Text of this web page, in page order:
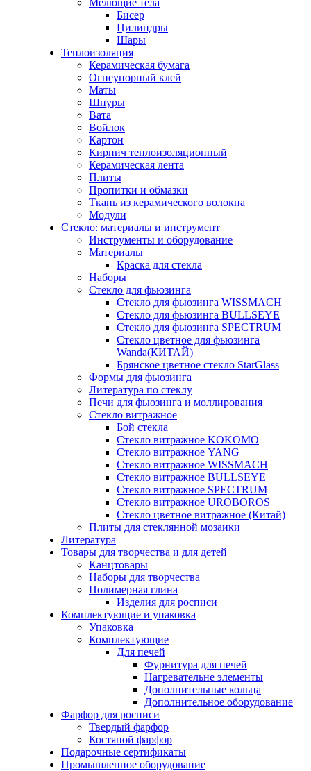
Мелющие тела
Бисер
Цилиндры
Шары
Теплоизоляция
Керамическая бумага
Огнеупорный клей
Маты
Шнуры
Вата
Войлок
Картон
Кирпич теплоизоляционный
Керамическая лента
Плиты
Пропитки и обмазки
Ткань из керамического волокна
Модули
Стекло: материалы и инструмент
Инструменты и оборудование
Материалы
Краска для стекла
Наборы
Стекло для фьюзинга
Стекло для фьюзинга WISSMACH
Стекло для фьюзинга BULLSEYE
Стекло для фьюзинга SPECTRUM
Стекло цветное для фьюзинга
Wanda(КИТАЙ)
Брянское цветное стекло StarGlass
Формы для фьюзинга
Литература по стеклу
Печи для фьюзинга и моллирования
Стекло витражное
Бой стекла
Стекло витражное KOKOMO
Стекло витражное YANG
Стекло витражное WISSMACH
Стекло витражное BULLSEYE
Стекло витражное SPECTRUM
Стекло витражное UROBOROS
Стекло цветное витражное (Китай)
Плиты для стеклянной мозаики
Литература
Товары для творчества и для детей
Канцтовары
Наборы для творчества
Полимерная глина
Изделия для росписи
Комплектующие и упаковка
Упаковка
Комплектующие
Для печей
Фурнитура для печей
Нагревательне элементы
Дополнительные кольца
Дополнительное оборудование
Фарфор для росписи
Твердый фарфор
Костяной фарфор
Подарочные сертификаты
Промышленное оборудование